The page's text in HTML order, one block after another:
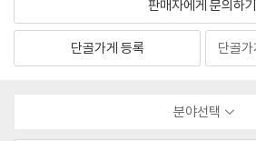
판매자에게 문의하기
단골가게 등록
분야선택